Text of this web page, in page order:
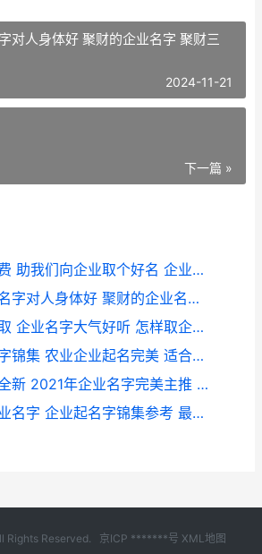
对人身体好 聚财的企业名字 聚财三
2024-11-21
下一篇 »
新企业取名不收费 助我们向企业取个好名 企业名称不重名
聚财三个字企业名字对人身体好 聚财的企业名字 聚财三个字企业名字大全
取企业名字如何取 企业名字大气好听 怎样取企业名字好
适合农业企业名字锦集 农业企业起名完美 适合做农业的公司名字
企业名称锦集集全新 2021年企业名字完美主推 企业名称取名大全集
最简单大气的企业名字 企业起名字锦集参考 最简单大气的企业名称
Rights Reserved. 京ICP *******号 XML地图